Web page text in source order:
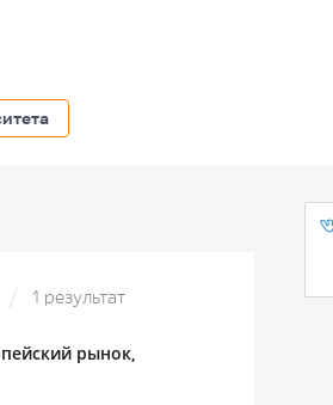
1 результат
рынок,